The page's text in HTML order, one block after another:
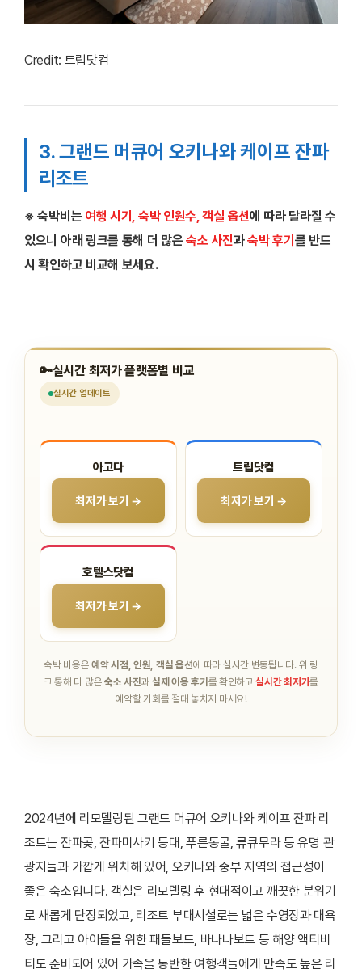
Credit: 트립닷컴
3. 그랜드 머큐어 오키나와 케이프 잔파
리조트
※ 숙박비는 여행 시기, 숙박 인원수, 객실 옵션에 따라 달라질 수
있으니 아래 링크를 통해 더 많은 숙소 사진과숙박 후기 를 반드
시 확인하고 비교해 보세요.
🔑실시간 최저가 플랫폼별 비교
실시간 업데이트
아고다
최저가 보기 →
트립닷컴
최저가 보기 →
호텔스닷컴
최저가 보기 →
숙박 비용은예약 시점, 인원, 객실 옵션에 따라 실시간 변동됩니다. 위 링
크 통해 더 많은 숙소 사진과 실제 이용 후기를 확인하고실시간 최저가를
예약할 기회를 절대 놓치지 마세요!
2024년에 리모델링된 그랜드 머큐어 오키나와 케이프 잔파 리
조트는 잔파곶, 잔파미사키 등대, 푸른동굴, 류큐무라 등 유명 관
광지들과 가깝게 위치해 있어, 오키나와 중부 지역의 접근성이
좋은 숙소입니다. 객실은 리모델링 후 현대적이고 깨끗한 분위기
로 새롭게 단장되었고, 리조트 부대시설로는 넓은 수영장과 대욕
장, 그리고 아이들을 위한 패들보드, 바나나보트 등 해양 액티비
티도 준비되어 있어 가족을 동반한 여행객들에게 만족도 높은 리